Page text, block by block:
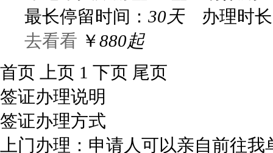
最长停留时间： 30天办理时长
去看看 ￥880起
首页
上页 1 下页 尾页
签证办理说明
签证办理方式
上门办理：申请人可以亲自前往